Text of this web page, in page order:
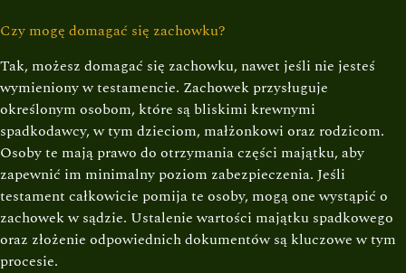
Czy mogę domagać się zachowku?
Tak, możesz domagać się zachowku, nawet jeśli nie jesteś
wymieniony w testamencie. Zachowek przysługuje
określonym osobom, które są bliskimi krewnymi
spadkodawcy, w tym dzieciom, małżonkowi oraz rodzicom.
Osoby te mają prawo do otrzymania części majątku, aby
zapewnić im minimalny poziom zabezpieczenia. Jeśli
testament całkowicie pomija te osoby, mogą one wystąpić o
zachowek w sądzie. Ustalenie wartości majątku spadkowego
oraz złożenie odpowiednich dokumentów są kluczowe w tym
procesie.